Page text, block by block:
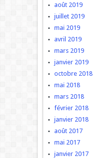
août 2019
juillet 2019
mai 2019
avril 2019
mars 2019
janvier 2019
octobre 2018
mai 2018
mars 2018
février 2018
janvier 2018
août 2017
mai 2017
janvier 2017